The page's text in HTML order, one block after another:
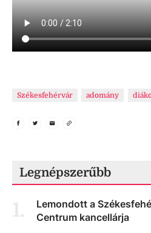
Székesfehérvár adomány
Legnépszerűbb
1.
Lemondott a
Centrum kancellárja